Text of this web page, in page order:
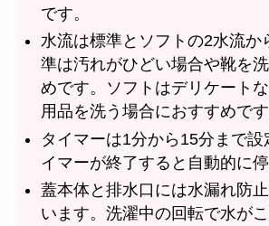
です。
水流は標準とソフトの2水流か
準は汚れがひどい場合や靴を
めです。ソフトはデリケート
用品を洗う場合におすすめです
タイマーは1分から15分まで設
イマーが終了すると自動的に停
蓋本体と排水口には水漏れ防
います。洗濯中の回転で水が